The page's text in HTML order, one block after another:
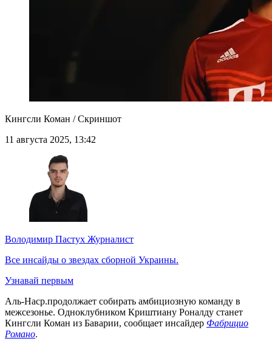
Кингсли Коман / Скриншот
11 августа 2025, 13:42
Володимир Пастух Журналист
Все инсайды о звездах сборной Украины.
Узнавай первым
Аль-Наср.продолжает собирать амбициозную команду в
межсезонье. Одноклубником Криштиану Роналду станет
Кингсли Коман из Баварии, сообщает инсайдер Фабрицио
Романо.